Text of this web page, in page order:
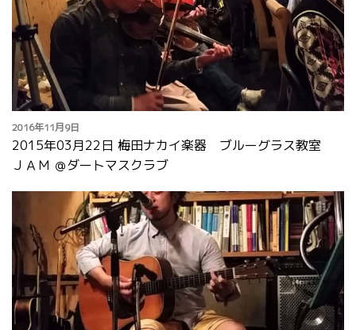
2016年11月9日
2015年03月22日 梅田ナカイ楽器 ブルーグラス教室
ＪＡＭ ＠ダートマスクラブ